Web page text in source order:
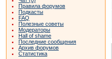
Правила форумов
Подкасты
FAQ
Полезные советы
Модераторы
Hall of shame
Последние сообщения
Архив форумов
Статистика